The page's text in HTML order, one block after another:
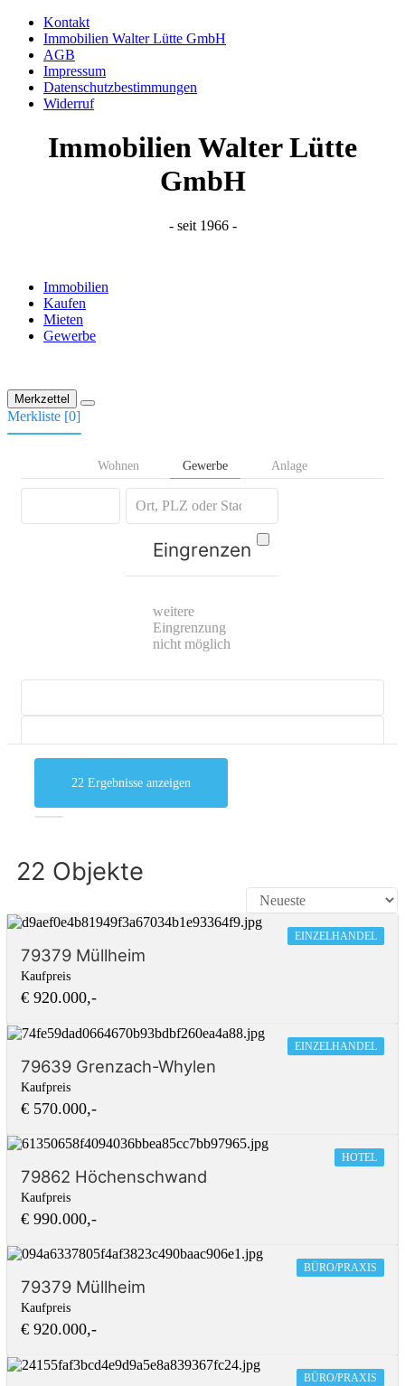
Kontakt
Immobilien Walter Lütte GmbH
AGB
Impressum
Datenschutzbestimmungen
Widerruf
Immobilien Walter Lütte
GmbH
- seit 1966 -
Immobilien
Kaufen
Mieten
Gewerbe
Merkzettel
Merkliste [0]
Wohnen Gewerbe Anlage
Eingrenzen
weitere
Eingrenzung
nicht möglich
mehr Suchoptionen
22 Ergebnisse anzeigen
22 Objekte
EINZELHANDEL
79379 Müllheim
Kaufpreis
€ 920.000,-
EINZELHANDEL
79639 Grenzach-Whylen
Kaufpreis
€ 570.000,-
HOTEL
79862 Höchenschwand
Kaufpreis
€ 990.000,-
BÜRO/PRAXIS
79379 Müllheim
Kaufpreis
€ 920.000,-
BÜRO/PRAXIS